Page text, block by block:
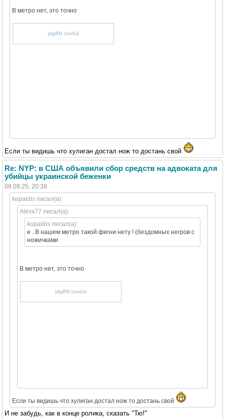
В метро нет, это точно
phpBB [media]
Если ты видишь что хулиган достал нож то достань свой
Re: NYP: в США объявили сбор средств на адвоката для
убийцы украинской беженки
09.09.25, 20:38
kopaldis писал(а):
Alexx77 писал(а):
kopaldis писал(а):
е . В нашем метро такой фигни нету ! (бездомных негров с
ножичками
В метро нет, это точно
phpBB [media]
Если ты видишь что хулиган достал нож то достань свой
И не забудь, как в конце ролика, сказать "Тю!"